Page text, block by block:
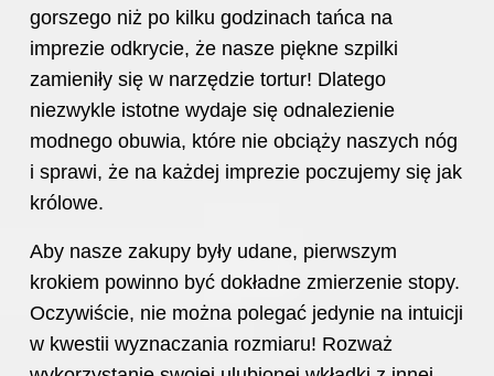
gorszego niż po kilku godzinach tańca na
imprezie odkrycie, że nasze piękne szpilki
zamieniły się w narzędzie tortur! Dlatego
niezwykle istotne wydaje się odnalezienie
modnego obuwia, które nie obciąży naszych nóg
i sprawi, że na każdej imprezie poczujemy się jak
królowe.
Aby nasze zakupy były udane, pierwszym
krokiem powinno być dokładne zmierzenie stopy.
Oczywiście, nie można polegać jedynie na intuicji
w kwestii wyznaczania rozmiaru! Rozważ